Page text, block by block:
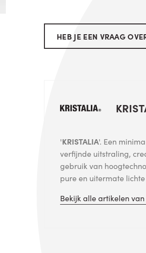
HEB JE EEN VRAAG
'KRISTALIA'. Een
verfijnde uitstraling,
gebruik van
pure en uitermate
Bekijk alle artikelen van